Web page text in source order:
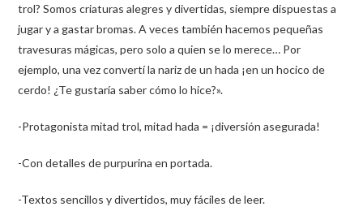
trol? Somos criaturas alegres y divertidas, siempre dispuestas a
jugar y a gastar bromas. A veces también hacemos pequeñas
travesuras mágicas, pero solo a quien se lo merece… Por
ejemplo, una vez convertí la nariz de un hada ¡en un hocico de
cerdo! ¿Te gustaría saber cómo lo hice?».
-Protagonista mitad trol, mitad hada = ¡diversión asegurada!
-Con detalles de purpurina en portada.
-Textos sencillos y divertidos, muy fáciles de leer.